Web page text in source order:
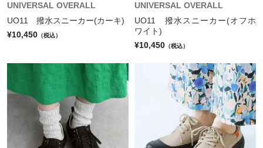
UNIVERSAL OVERALL
UO11 撥水スニーカー(カーキ)
¥10,450 （税込）
UNIVERSAL OVERALL
UO11 撥水スニーカー(オフホ
ワイト)
¥10,450 （税込）